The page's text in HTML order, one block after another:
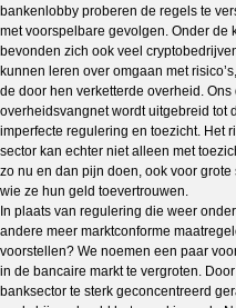
bankenlobby proberen de regels te
met voorspelbare gevolgen. Onder de
bevonden zich ook veel
kunnen leren over omgaan met
de door hen verketterde overheid.
overheidsvangnet wordt uitgebreid tot
imperfecte regulering en toezicht. Het
sector kan echter niet alleen met
zo nu en dan pijn doen, ook voor
wie ze hun geld toevertrouwen.
In plaats van regulering die weer
andere meer marktconforme
voorstellen? We noemen een paar
in de bancaire markt te vergroten.
banksector te sterk geconcentreerd